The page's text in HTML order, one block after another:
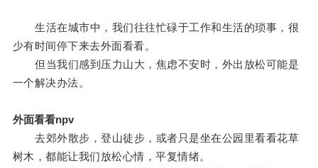
生活在城市中，我们往往忙碌于工作和生活的琐事，很
少有时间停下来去外面看看。
但当我们感到压力山大，焦虑不安时，外出放松可能是
一个解决办法。
外面看看npv
去郊外散步，登山徒步，或者只是坐在公园里看看花草
树木，都能让我们放松心情，平复情绪。